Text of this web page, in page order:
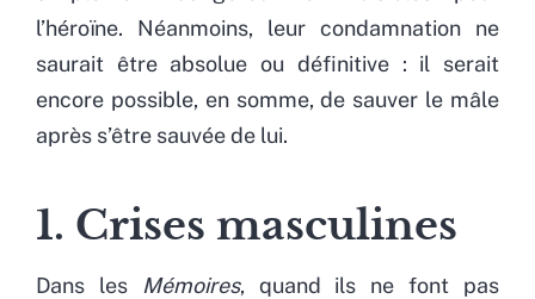
l’héroïne. Néanmoins, leur condamnation ne
saurait être absolue ou définitive : il serait
encore possible, en somme, de sauver le mâle
après s’être sauvée de lui.
1. Crises masculines
Dans les Mémoires, quand ils ne font pas